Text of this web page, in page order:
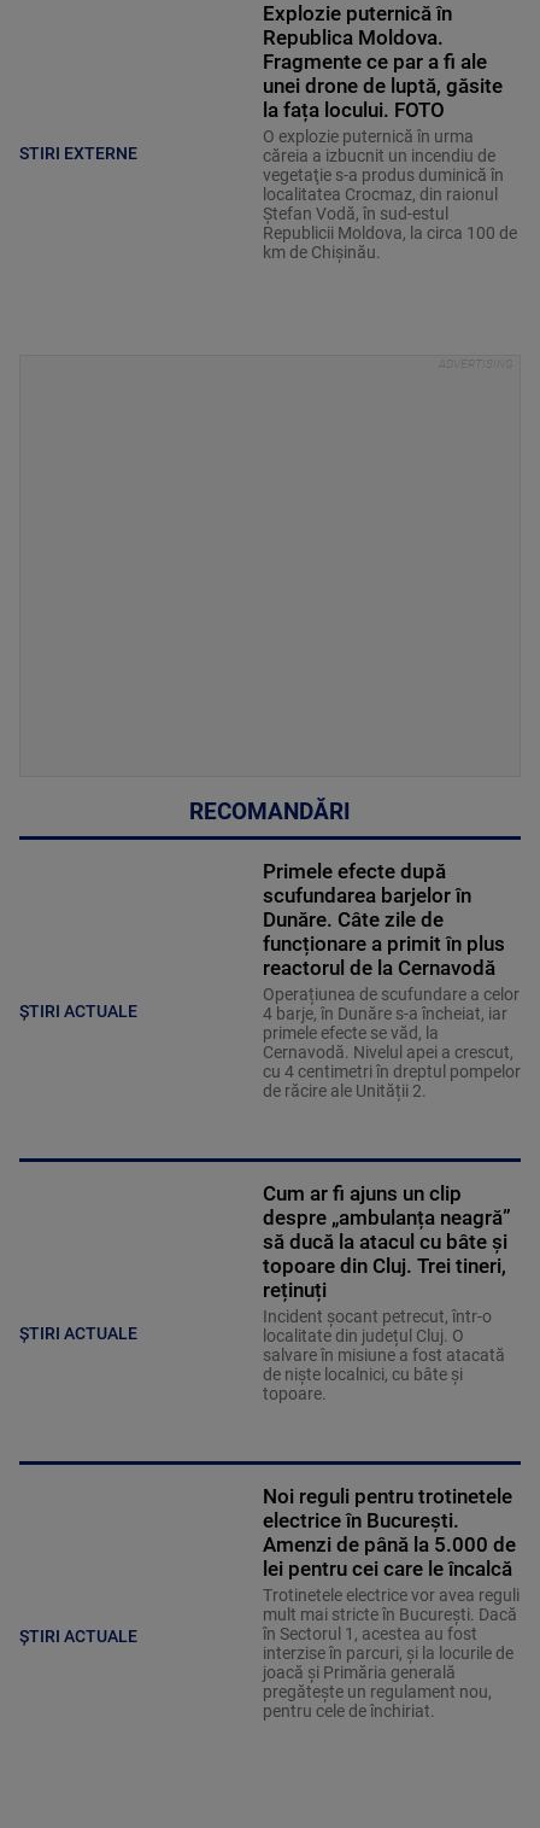
STIRI EXTERNE
Explozie puternică în
Republica Moldova.
Fragmente ce par a fi ale
unei drone de luptă, găsite
la fața locului. FOTO
O explozie puternică în urma
căreia a izbucnit un incendiu de
vegetaţie s-a produs duminică în
localitatea Crocmaz, din raionul
Ştefan Vodă, în sud-estul
Republicii Moldova, la circa 100 de
km de Chişinău.
RECOMANDĂRI
ȘTIRI ACTUALE
Primele efecte după
scufundarea barjelor în
Dunăre. Câte zile de
funcționare a primit în plus
reactorul de la Cernavodă
Operațiunea de scufundare a celor
4 barje, în Dunăre s-a încheiat, iar
primele efecte se văd, la
Cernavodă. Nivelul apei a crescut,
cu 4 centimetri în dreptul pompelor
de răcire ale Unității 2.
ȘTIRI ACTUALE
Cum ar fi ajuns un clip
despre „ambulanța neagră”
să ducă la atacul cu bâte și
topoare din Cluj. Trei tineri,
reținuți
Incident șocant petrecut, într-o
localitate din județul Cluj. O
salvare în misiune a fost atacată
de niște localnici, cu bâte și
topoare.
ȘTIRI ACTUALE
Noi reguli pentru trotinetele
electrice în București.
Amenzi de până la 5.000 de
lei pentru cei care le încalcă
Trotinetele electrice vor avea reguli
mult mai stricte în București. Dacă
în Sectorul 1, acestea au fost
interzise în parcuri, și la locurile de
joacă și Primăria generală
pregătește un regulament nou,
pentru cele de închiriat.